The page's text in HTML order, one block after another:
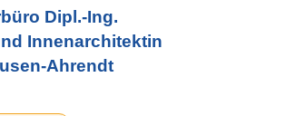
Dipl.-Ing.
Innenarchitektin
Ahrendt